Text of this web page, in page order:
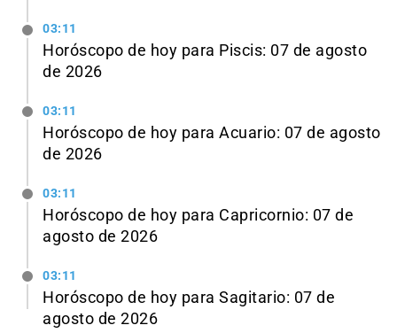
03:11
Horóscopo de hoy para Piscis: 07 de agosto
de 2026
03:11
Horóscopo de hoy para Acuario: 07 de agosto
de 2026
03:11
Horóscopo de hoy para Capricornio: 07 de
agosto de 2026
03:11
Horóscopo de hoy para Sagitario: 07 de
agosto de 2026